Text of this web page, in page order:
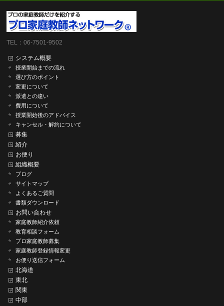
TEL：06-7501-9502
システム概要
授業開始までの流れ
選び方のポイント
変更について
派遣との違い
費用について
授業開始後のアドバイス
キャンセル・解約について
募集
紹介
お便り
組織概要
ブログ
サイトマップ
よくあるご質問
書類ダウンロード
お問い合わせ
家庭教師紹介依頼
教育相談フォーム
プロ家庭教師募集
家庭教師登録情報変更
お便り送信フォーム
北海道
東北
関東
中部